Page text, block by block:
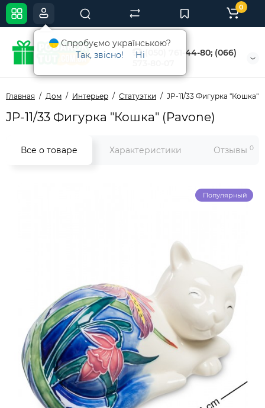
(050) 761-44-80; (066)
0
Главная Дом Интерьер Статуэтки JP-11/33 Фигурка "Кошка"
JP-11/33 Фигурка "Кошка" (Pavone)
Все о товаре Характеристики Отзывы 0
Популярный
Спробуємо українською?
Так, звісно!
Ні